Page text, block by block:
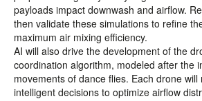
payloads impact downwash and airflow.
then validate these simulations to refine
maximum air mixing efficiency.
AI will also drive the development of the
coordination algorithm, modeled after the
movements of dance flies. Each drone
intelligent decisions to optimize airflow